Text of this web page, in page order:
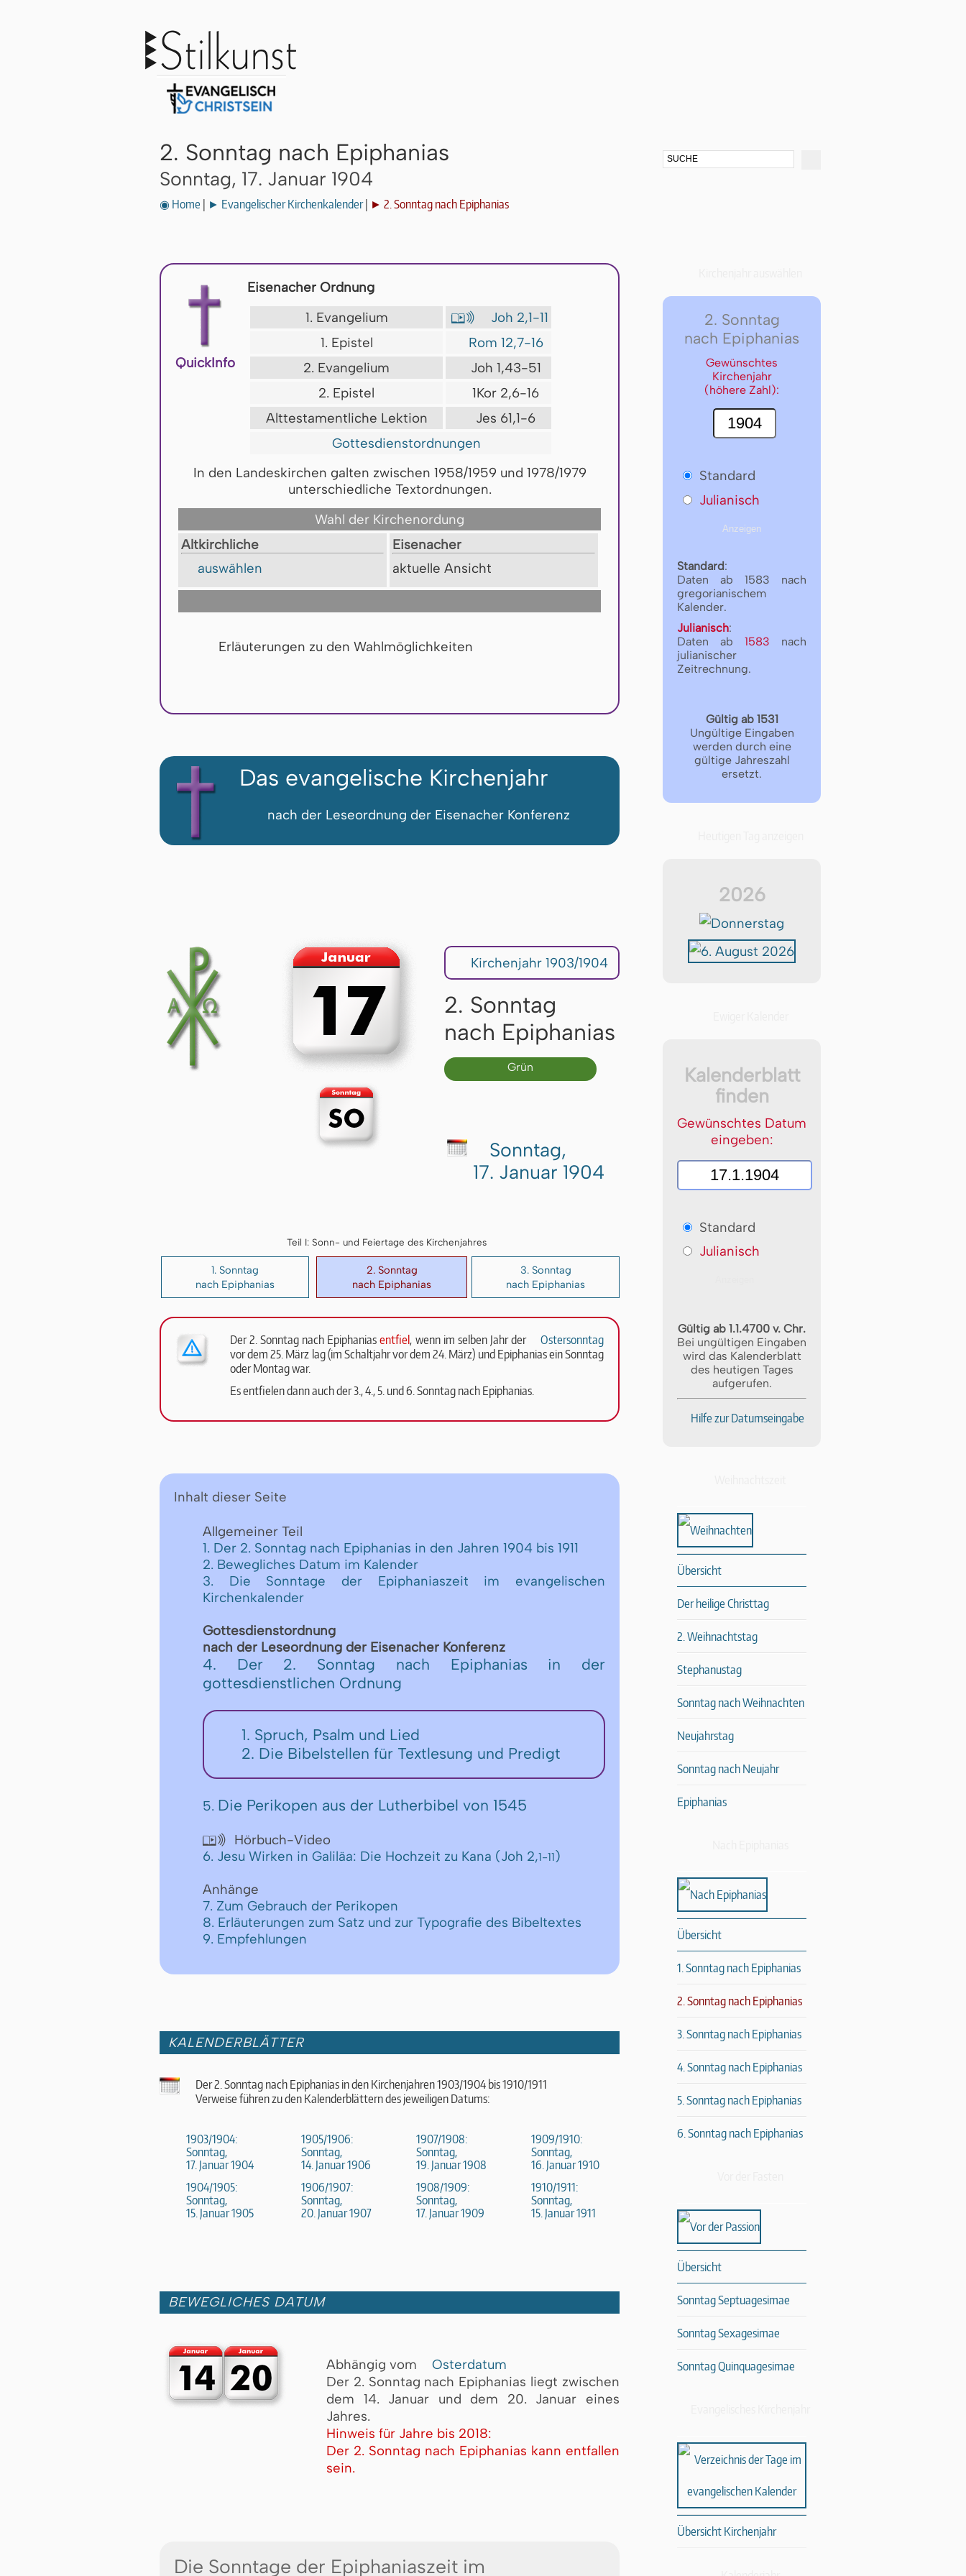
2. Sonntag nach Epiphanias
Sonntag, 17. Januar 1904
◉ Home ► Evangelischer Kirchenkalender| ► 2. Sonntag nach Epiphanias
QuickInfo
Eisenacher Ordnung
1. Evangelium

Joh 2,1-11
1. Epistel
Rom 12,7-16
2. Evangelium
Joh 1,43-51
2. Epistel
1Kor 2,6-16
Alttestamentliche Lektion
Jes 61,1-6
Gottesdienstordnungen
In den Landeskirchen galten zwischen 1958/1959 und 1978/1979
unterschiedliche Textordnungen.
Wahl der Kirchenordung
Altkirchliche
auswählen
Ei­se­na­cher
ak­tu­el­le An­sicht
Erläuterungen zu den Wahlmöglichkeiten
Das evangelische Kirchenjahr
nach der Leseordnung der Eisenacher Konferenz
Kirchenjahr 1903/1904
2. Sonntag
nach Epiphanias
Grün
Sonntag,
17. Januar 1904
Teil I: Sonn- und Feiertage des Kirchenjahres
1. Sonntag
nach Epiphanias
2. Sonntag
nach Epiphanias
3. Sonntag
nach Epiphanias
Der 2. Sonn­tag nach Epi­pha­ni­asent­fiel, wenn im sel­ben Jahr der
Os­ter­sonn­tag
vor dem 25. März lag (im Schalt­jahr vor dem 24. März) und Epi­pha­ni­as ein Sonn­tag
oder Mon­tag war.
Es ent­fie­len dann auch der 3., 4., 5. und 6. Sonn­tag nach Epi­pha­ni­as.
Inhalt dieser Seite
Allgemeiner Teil
1. Der 2. Sonntag nach Epiphanias in den Jahren 1904 bis 1911
2. Bewegliches Datum im Kalender
3. Die Sonntage der Epiphaniaszeit im evangelischen
Kirchenkalender
Got­tes­dienst­ord­nung
nach der Le­se­ord­nung der Ei­se­n­a­cher Kon­fe­renz
4. Der 2. Sonntag nach Epiphanias in der
gottesdienstlichen Ordnung
1. Spruch, Psalm und Lied
2. Die Bibelstellen für Textlesung und Predigt
5. Die Perikopen aus der Lutherbibel von 1545

Hörbuch-Video
6. Jesu Wirken in Galiläa: Die Hochzeit zu Kana (Joh 2,1-11)
Anhänge
7. Zum Gebrauch der Perikopen
8. Erläuterungen zum Satz und zur Typografie des Bibeltextes
9. Empfehlungen
KALENDERBLÄTTER
Der 2. Sonntag nach Epiphanias in den Kirchenjahren 1903/1904 bis 1910/1911
Verweise führen zu den Kalenderblättern des jeweiligen Datums:
1903/1904:
Sonntag,
17. Januar 1904
1904/1905:
Sonntag,
15. Januar 1905
1905/1906:
Sonntag,
14. Januar 1906
1906/1907:
Sonntag,
20. Januar 1907
1907/1908:
Sonntag,
19. Januar 1908
1908/1909:
Sonntag,
17. Januar 1909
1909/1910:
Sonntag,
16. Januar 1910
1910/1911:
Sonntag,
15. Januar 1911
BEWEGLICHES DATUM
Abhängig vom
Osterdatum
Der 2. Sonntag nach Epiphanias liegt zwischen
dem 14. Januar und dem 20. Januar eines
Jahres.
Hinweis für Jahre bis 2018:
Der 2. Sonntag nach Epiphanias kann entfallen
sein.
Die Sonntage der Epiphaniaszeit im
2. Sonntag
nach Epiphanias
Gewünschtes
Kirchenjahr
(höhere Zahl):
Standard
Julianisch
Standard:
Daten ab 1583 nach
gregorianischem
Kalender.
Julianisch:
Daten ab 1583 nach
julianischer
Zeitrechnung.
Gültig ab 1531
Ungültige Eingaben
werden durch eine
gültige Jahreszahl
ersetzt.
2026
Kalenderblatt
finden
Gewünschtes Datum
eingeben:
Standard
Julianisch
Gültig ab 1.1.4700 v. Chr.
Bei ungültigen Eingaben
wird das Kalenderblatt
des heutigen Tages
aufgerufen.
Hilfe zur Datumseingabe
Übersicht
Der heilige Christtag
2. Weihnachtstag
Stephanustag
Sonntag nach Weihnachten
Neujahrstag
Sonntag nach Neujahr
Epiphanias
Übersicht
1. Sonntag nach Epiphanias
2. Sonntag nach Epiphanias
3. Sonntag nach Epiphanias
4. Sonntag nach Epiphanias
5. Sonntag nach Epiphanias
6. Sonntag nach Epiphanias
Übersicht
Sonntag Septuagesimae
Sonntag Sexagesimae
Sonntag Quinquagesimae
Übersicht Kirchenjahr